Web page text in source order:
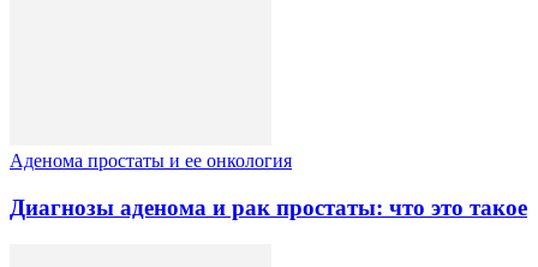
Аденома простаты и ее онкология
Диагнозы аденома и рак простаты: что это такое